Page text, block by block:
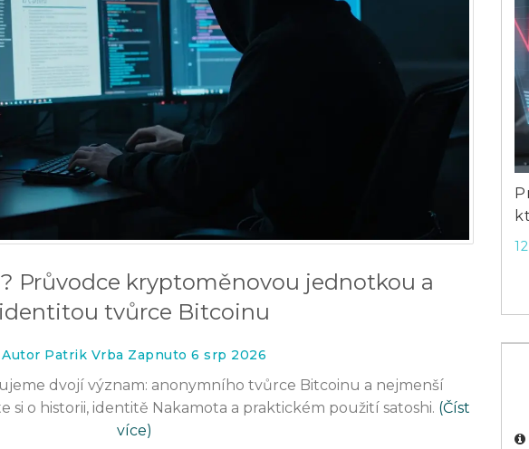
Průvodce kryptoměnovou jednotkou a
identitou tvůrce Bitcoinu
Autor Patrik Vrba Zapnuto 6 srp 2026
dvojí význam: anonymního tvůrce Bitcoinu a nejmenší
o historii, identitě Nakamota a praktickém použití satoshi. (Číst
více)
Průvodce cenou, výnosností a riziky
7 čec 2026